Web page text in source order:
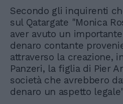
Secondo gli inquirenti
sul Qatargate "Monica
aver avuto un
denaro contante
attraverso la creazione,
Panzeri, la figlia di Pier
società che avrebbero
denaro un aspetto